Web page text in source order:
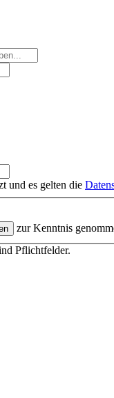
und es gelten die
zur Kenntnis
Pflichtfelder.